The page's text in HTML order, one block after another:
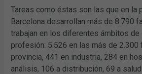
Tareas como éstas son las que en la
Barcelona desarrollan más de 8.790
trabajan en los diferentes ámbitos de
profesión: 5.526 en las más de 2.300
provincia, 441 en industria, 284 en
análisis, 106 a distribución, 69 a